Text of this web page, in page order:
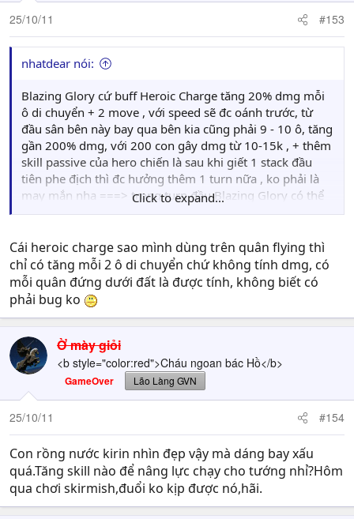
25/10/11 #153
nhatdear nói:
Blazing Glory cứ buff Heroic Charge tăng 20% dmg mỗi
ô di chuyển + 2 move , với speed sẽ đc oánh trước, từ
đầu sân bên này bay qua bên kia cũng phải 9 - 10 ô, tăng
gần 200% dmg, với 200 con gây dmg từ 10-15k , + thêm
skill passive của hero chiến là sau khi giết 1 stack đầu
tiên phe địch thì đc hưởng thêm 1 turn nữa , ko phải là
may mắn nha ===> trong turn đầu Blazing Glory có thể
xử đẹp 2 stack của đối phương, đây là cách mình hay
Click to expand...
Cái heroic charge sao mình dùng trên quân flying thì
chỉ có tăng mỗi 2 ô di chuyển chứ không tính dmg, có
mỗi quân đứng dưới đất là được tính, không biết có
phải bug ko
Ờ mày giỏi
<b style="color:red">Cháu ngoan bác Hồ</b>
GameOver Lão Làng GVN
25/10/11 #154
Con rồng nước kirin nhìn đẹp vậy mà dáng bay xấu
quá.Tăng skill nào để nâng lực chạy cho tướng nhỉ?Hôm
qua chơi skirmish,đuổi ko kịp được nó,hãi.